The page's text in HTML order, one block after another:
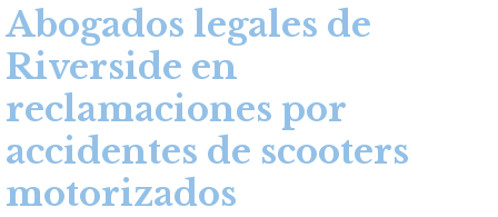
Abogados legales de
Riverside en
reclamaciones por
accidentes de scooters
motorizados